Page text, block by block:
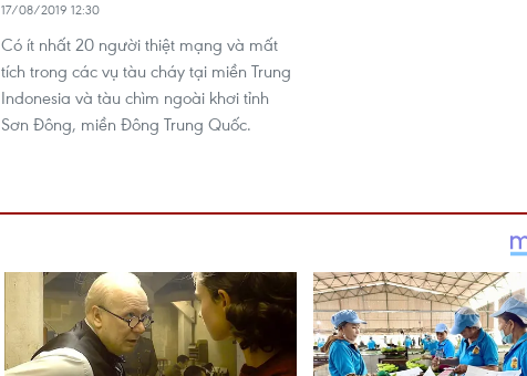
17/08/2019 12:30
Có ít nhất 20 người thiệt mạng và mất
tích trong các vụ tàu cháy tại miền Trung
Indonesia và tàu chìm ngoài khơi tỉnh
Sơn Đông, miền Đông Trung Quốc.